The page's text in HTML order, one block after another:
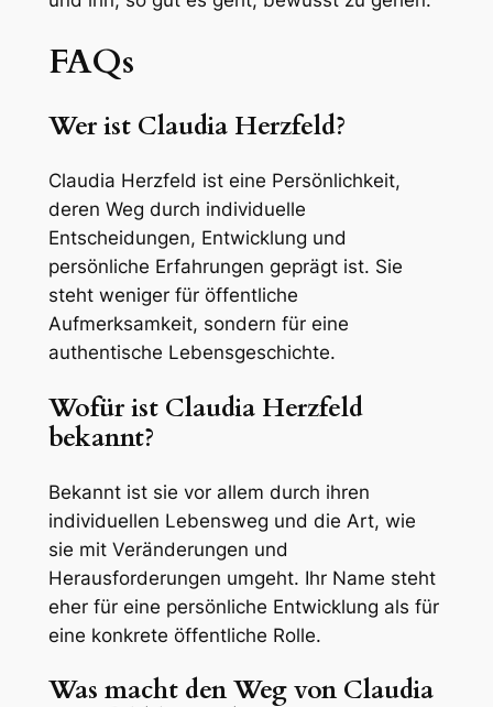
FAQs
Wer ist Claudia Herzfeld?
Claudia Herzfeld ist eine Persönlichkeit,
deren Weg durch individuelle
Entscheidungen, Entwicklung und
persönliche Erfahrungen geprägt ist. Sie
steht weniger für öffentliche
Aufmerksamkeit, sondern für eine
authentische Lebensgeschichte.
Wofür ist Claudia Herzfeld
bekannt?
Bekannt ist sie vor allem durch ihren
individuellen Lebensweg und die Art, wie
sie mit Veränderungen und
Herausforderungen umgeht. Ihr Name steht
eher für eine persönliche Entwicklung als für
eine konkrete öffentliche Rolle.
Was macht den Weg von Claudia